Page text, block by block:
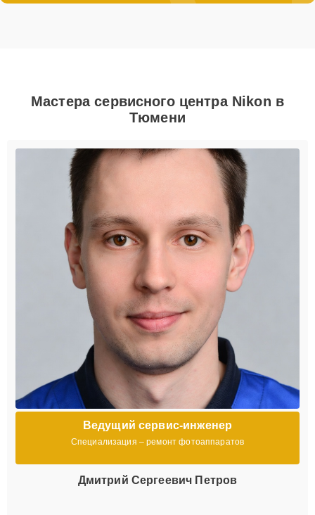
Мастера сервисного центра Nikon в
Тюмени
Ведущий сервис-инженер
Специализация – ремонт фотоаппаратов
Дмитрий Сергеевич Петров